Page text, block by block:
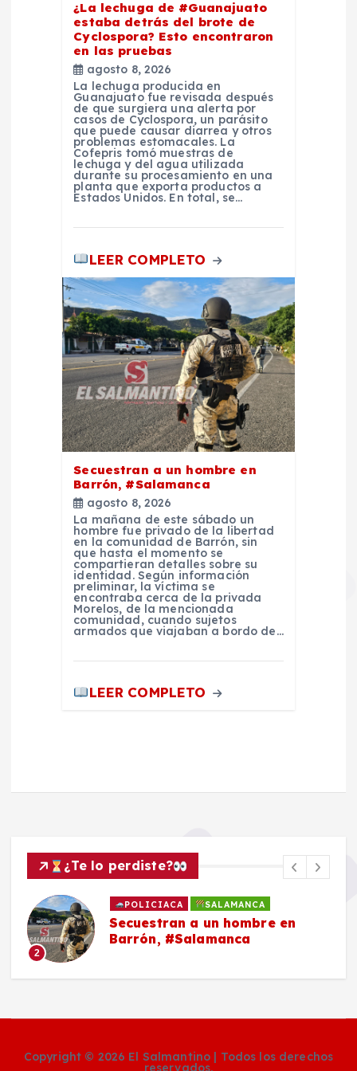
¿La lechuga de #Guanajuato
estaba detrás del brote de
Cyclospora? Esto encontraron
en las pruebas
agosto 8, 2026
La lechuga producida en
Guanajuato fue revisada después
de que surgiera una alerta por
casos de Cyclospora, un parásito
que puede causar diarrea y otros
problemas estomacales. La
Cofepris tomó muestras de
lechuga y del agua utilizada
durante su procesamiento en una
planta que exporta productos a
Estados Unidos. En total, se…
LEER COMPLETO
Secuestran a un hombre en
Barrón, #Salamanca
agosto 8, 2026
La mañana de este sábado un
hombre fue privado de la libertad
en la comunidad de Barrón, sin
que hasta el momento se
compartieran detalles sobre su
identidad. Según información
preliminar, la víctima se
encontraba cerca de la privada
Morelos, de la mencionada
comunidad, cuando sujetos
armados que viajaban a bordo de…
LEER COMPLETO
¿Te lo perdiste?
2
POLICIACA SALAMANCA
Secuestran a un hombre en
Barrón, #Salamanca
Copyright © 2026 El Salmantino | Todos los derechos
reservados.